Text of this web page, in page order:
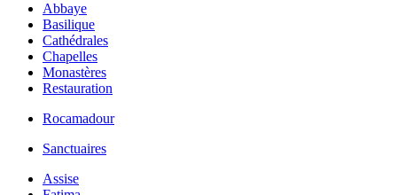
Abbaye
Basilique
Cathédrales
Chapelles
Monastères
Restauration
Rocamadour
Sanctuaires
Assise